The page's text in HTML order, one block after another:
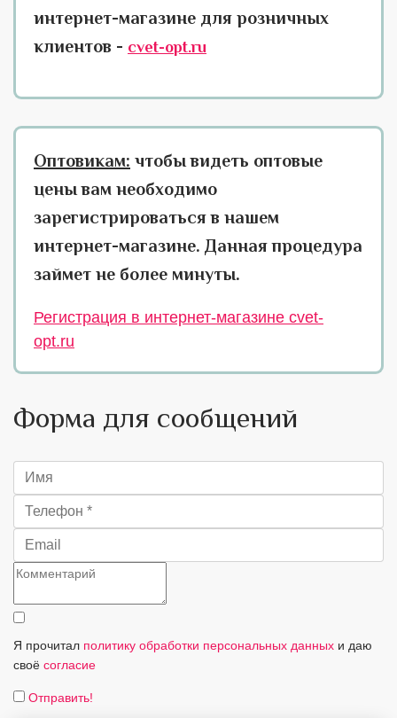
интернет-магазине для розничных
клиентов - cvet-opt.ru
Оптовикам: чтобы видеть оптовые
цены вам необходимо
зарегистрироваться в нашем
интернет-магазине. Данная процедура
займет не более минуты.
Регистрация в интернет-магазине cvet-
opt.ru
Форма для сообщений
Я прочитал политику обработки персональных данных и даю
своё согласие
Отправить!